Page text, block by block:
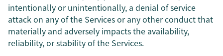
intentionally or unintentionally, a denial of service
attack on any of the Services or any other conduct that
materially and adversely impacts the availability,
reliability, or stability of the Services.